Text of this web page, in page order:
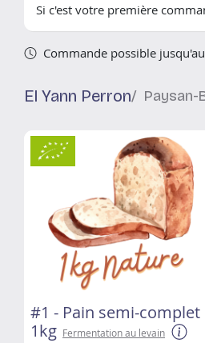
Si c'est votre première
Commande possible
EI Yann Perron/ Paysan-
#1 - Pain semi-complet
1kg Fermentation au levain